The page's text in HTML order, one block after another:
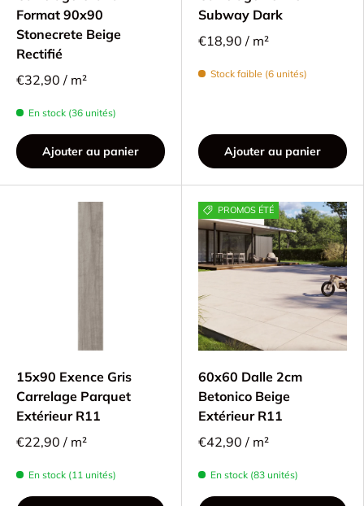
Format 90x90
Stonecrete Beige
Rectifié
€32,90 / m²
En stock (36 unités)
Ajouter au panier
Subway Dark
€18,90 / m²
Stock faible (6 unités)
Ajouter au panier
15x90 Exence Gris
Carrelage Parquet
Extérieur R11
€22,90 / m²
En stock (11 unités)
PROMOS ÉTÉ
60x60 Dalle 2cm
Betonico Beige
Extérieur R11
€42,90 / m²
En stock (83 unités)